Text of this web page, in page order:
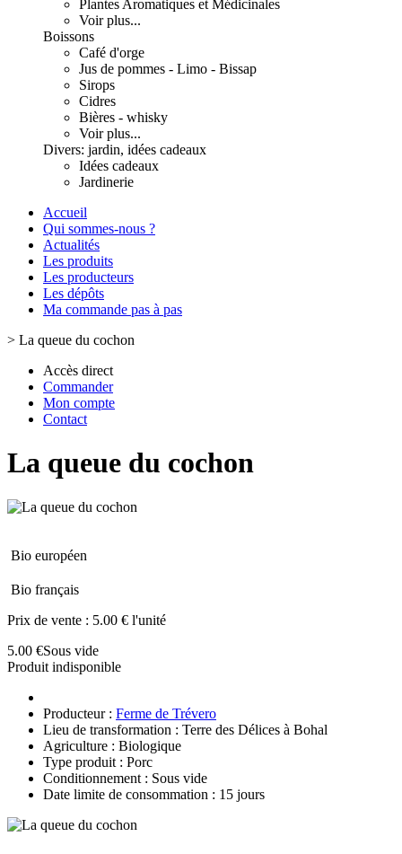
Plantes Aromatiques et Médicinales
Voir plus...
Boissons
Café d'orge
Jus de pommes - Limo - Bissap
Sirops
Cidres
Bières - whisky
Voir plus...
Divers: jardin, idées cadeaux
Idées cadeaux
Jardinerie
Accueil
Qui sommes-nous ?
Actualités
Les produits
Les producteurs
Les dépôts
Ma commande pas à pas
> La queue du cochon
Accès direct
Commander
Mon compte
Contact
La queue du cochon
Bio européen
Bio français
Prix de vente : 5.00 € l'unité
5.00 €Sous vide
Produit indisponible
Producteur : Ferme de Trévero
Lieu de transformation : Terre des Délices à Bohal
Agriculture : Biologique
Type produit : Porc
Conditionnement : Sous vide
Date limite de consommation : 15 jours